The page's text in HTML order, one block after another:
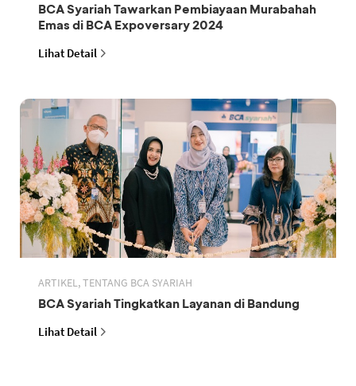
BCA Syariah Tawarkan Pembiayaan Murabahah
Emas di BCA Expoversary 2024
Lihat Detail
ARTIKEL, TENTANG BCA SYARIAH
BCA Syariah Tingkatkan Layanan di Bandung
Lihat Detail